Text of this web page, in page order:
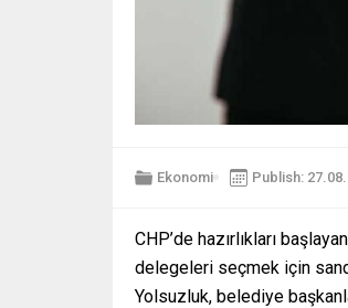
Ekonomi Publish:
CHP’de hazırlıkları
delegeleri seçmek için
Yolsuzluk, belediye